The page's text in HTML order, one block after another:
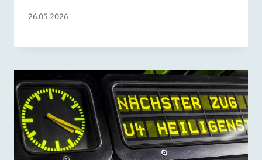
26.05.2026